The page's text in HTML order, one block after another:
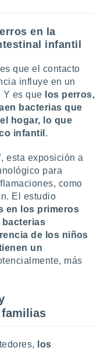
en la
infantil
que el contacto
influye en un
Y es que los perros,
bacterias que
hogar, lo que
infantil .
esta exposición a
para
como
El estudio
en los primeros
bacterias
de los niños
un
más
familias
los